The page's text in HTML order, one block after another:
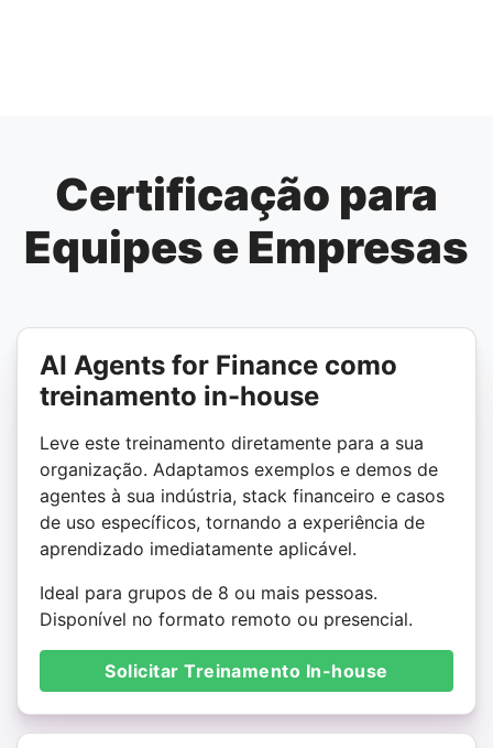
Certificação para
Equipes e Empresas
AI Agents for Finance como
treinamento in-house
Leve este treinamento diretamente para a sua
organização. Adaptamos exemplos e demos de
agentes à sua indústria, stack financeiro e casos
de uso específicos, tornando a experiência de
aprendizado imediatamente aplicável.
Ideal para grupos de 8 ou mais pessoas.
Disponível no formato remoto ou presencial.
Solicitar Treinamento In-house